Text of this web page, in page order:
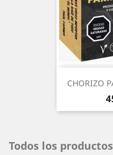
CHORIZO
Todos los productos